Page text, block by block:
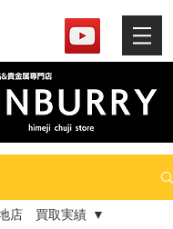
店 買取実績